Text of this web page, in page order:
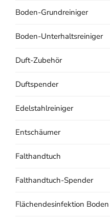
Boden-Grundreiniger
Boden-Unterhaltsreiniger
Duft-Zubehör
Duftspender
Edelstahlreiniger
Entschäumer
Falthandtuch
Falthandtuch-Spender
Flächendesinfektion Boden